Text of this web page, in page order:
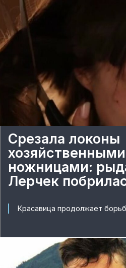
Срезала локоны
хозяйственными
ножницами:
Лерчек
Красавица продолжает